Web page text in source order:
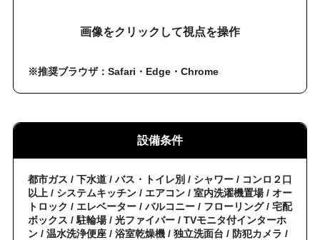
画像をクリックして視点を操作
※推奨ブラウザ：Safari・Edge・Chrome
設備条件
都市ガス / 下水道 / バス・トイレ別 / シャワー / コンロ２口
以上 / システムキッチン / エアコン / 室内洗濯機置場 / オー
トロック / エレベーター / バルコニー / フローリング / 宅配
ボックス / 駐輪場 / 光ファイバー / TVモニタ付インターホ
ン / 温水洗浄便座 / 浴室乾燥機 / 独立洗面台 / 防犯カメラ /